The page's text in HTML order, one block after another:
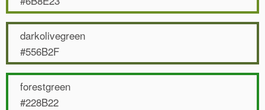
darkolivegreen
#556B2F
forestgreen
#228B22